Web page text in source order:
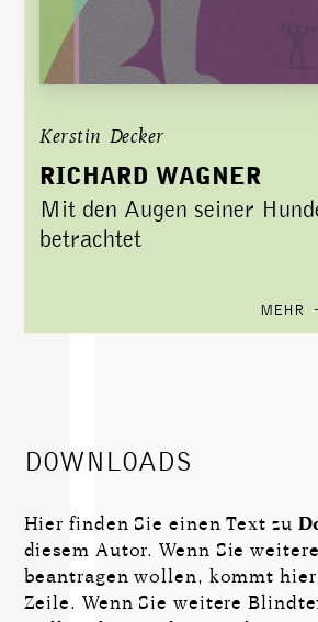
Kerstin Decker
RICHARD WAGNER
Mit den Augen seiner
betrachtet
MEHR
DOWNLOADS
Hier finden Sie einen Text zu
diesem Autor. Wenn Sie
beantragen wollen, kommt
Zeile. Wenn Sie weitere